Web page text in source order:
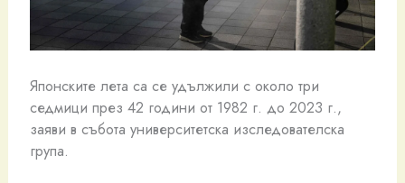
Японските лета са се удължили с около три
седмици през 42 години от 1982 г. до 2023 г.,
заяви в събота университетска изследователска
група.